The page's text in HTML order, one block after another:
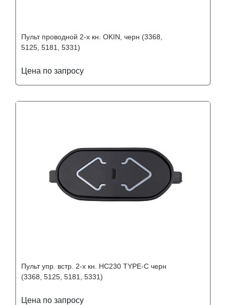
Пульт проводной 2-х кн. OKIN, черн (3368,
5125, 5181, 5331)
Цена по запросу
Пульт упр. встр. 2-х кн. HC230 TYPE-C черн
(3368, 5125, 5181, 5331)
Цена по запросу